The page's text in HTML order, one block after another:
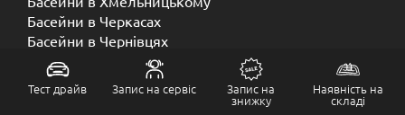
Басейни в Черкасах
Басейни в Чернівцях
Басейни в Чернігові
Тест драйв Запис на сервіс Запис на
знижку
Наявність на
складі